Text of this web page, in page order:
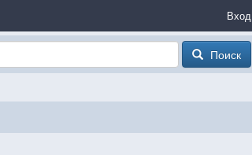
Вход
Поиск